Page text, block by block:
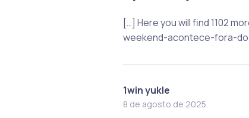
[…] Here you will find 1102
weekend-acontece-fora-
1win yukle
8 de agosto de 2025